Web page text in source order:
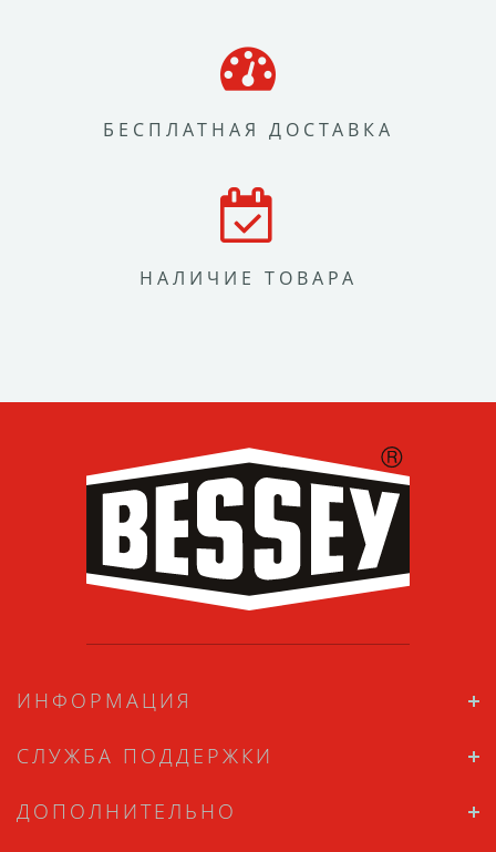
БЕСПЛАТНАЯ ДОСТАВКА
НАЛИЧИЕ ТОВАРА
ИНФОРМАЦИЯ
СЛУЖБА ПОДДЕРЖКИ
ДОПОЛНИТЕЛЬНО